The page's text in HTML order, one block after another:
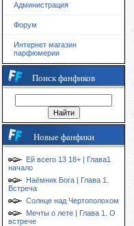
Администрация
Форум
Интернет магазин
парфюмерии
Поиск фанфиков
Новые фанфики
Ей всего 13 18+ | Глава1
начало
Наёмник Бога | Глава 1.
Встреча
Солнце над Чертополохом
Мечты о лете | Глава 1. О
встрече